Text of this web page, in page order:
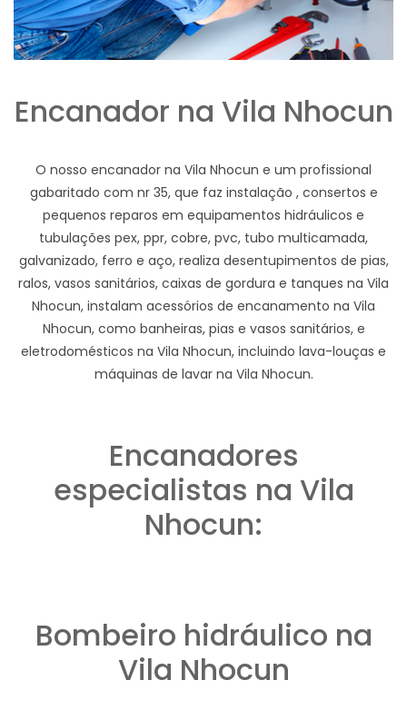
Encanador na Vila Nhocun
O nosso encanador na Vila Nhocun e um profissional
gabaritado com nr 35, que faz instalação , consertos e
pequenos reparos em equipamentos hidráulicos e
tubulações pex, ppr, cobre, pvc, tubo multicamada,
galvanizado, ferro e aço, realiza desentupimentos de pias,
ralos, vasos sanitários, caixas de gordura e tanques na Vila
Nhocun, instalam acessórios de encanamento na Vila
Nhocun, como banheiras, pias e vasos sanitários, e
eletrodomésticos na Vila Nhocun, incluindo lava-louças e
máquinas de lavar na Vila Nhocun.
Encanadores
especialistas na Vila
Nhocun:
Bombeiro hidráulico na
Vila Nhocun